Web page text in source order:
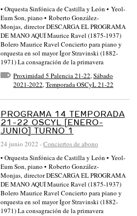
• Orquesta Sinfónica de Castilla y León • Yeol-
Eum Son, piano • Roberto González-
Monjas, director DESCARGA EL PROGRAMA
DE MANO AQUÍ Maurice Ravel (1875-1937)
Bolero Maurice Ravel Concierto para piano y
orquesta en sol mayor Ígor Stravinski (1882-
1971) La consagración de la primavera
Proximidad 5 Palencia 21-22,Sábado
2021-2022,Temporada OSCyL 21-22
PROGRAMA 14 TEMPORADA
21-22 OSCYL [ENERO-
JUNIO] TURNO 1
24 junio 2022 -Conciertos de abono
• Orquesta Sinfónica de Castilla y León • Yeol-
Eum Son, piano • Roberto González-
Monjas, director DESCARGA EL PROGRAMA
DE MANO AQUÍ Maurice Ravel (1875-1937)
Bolero Maurice Ravel Concierto para piano y
orquesta en sol mayor Ígor Stravinski (1882-
1971) La consagración de la primavera